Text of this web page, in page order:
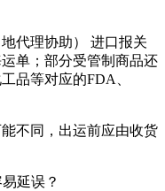
代理协助） 进口报关
单；部分受管制商品还
品等对应的FDA、
不同，出运前应由收货
延误？